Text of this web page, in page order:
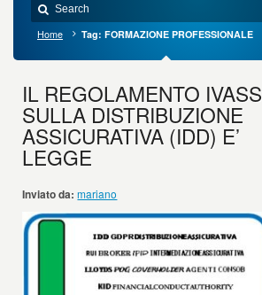
Home Tag: FORMAZIONE PROFESSIONALE
IL REGOLAMENTO IVASS
SULLA DISTRIBUZIONE
ASSICURATIVA (IDD) E’
LEGGE
Inviato da: mariano